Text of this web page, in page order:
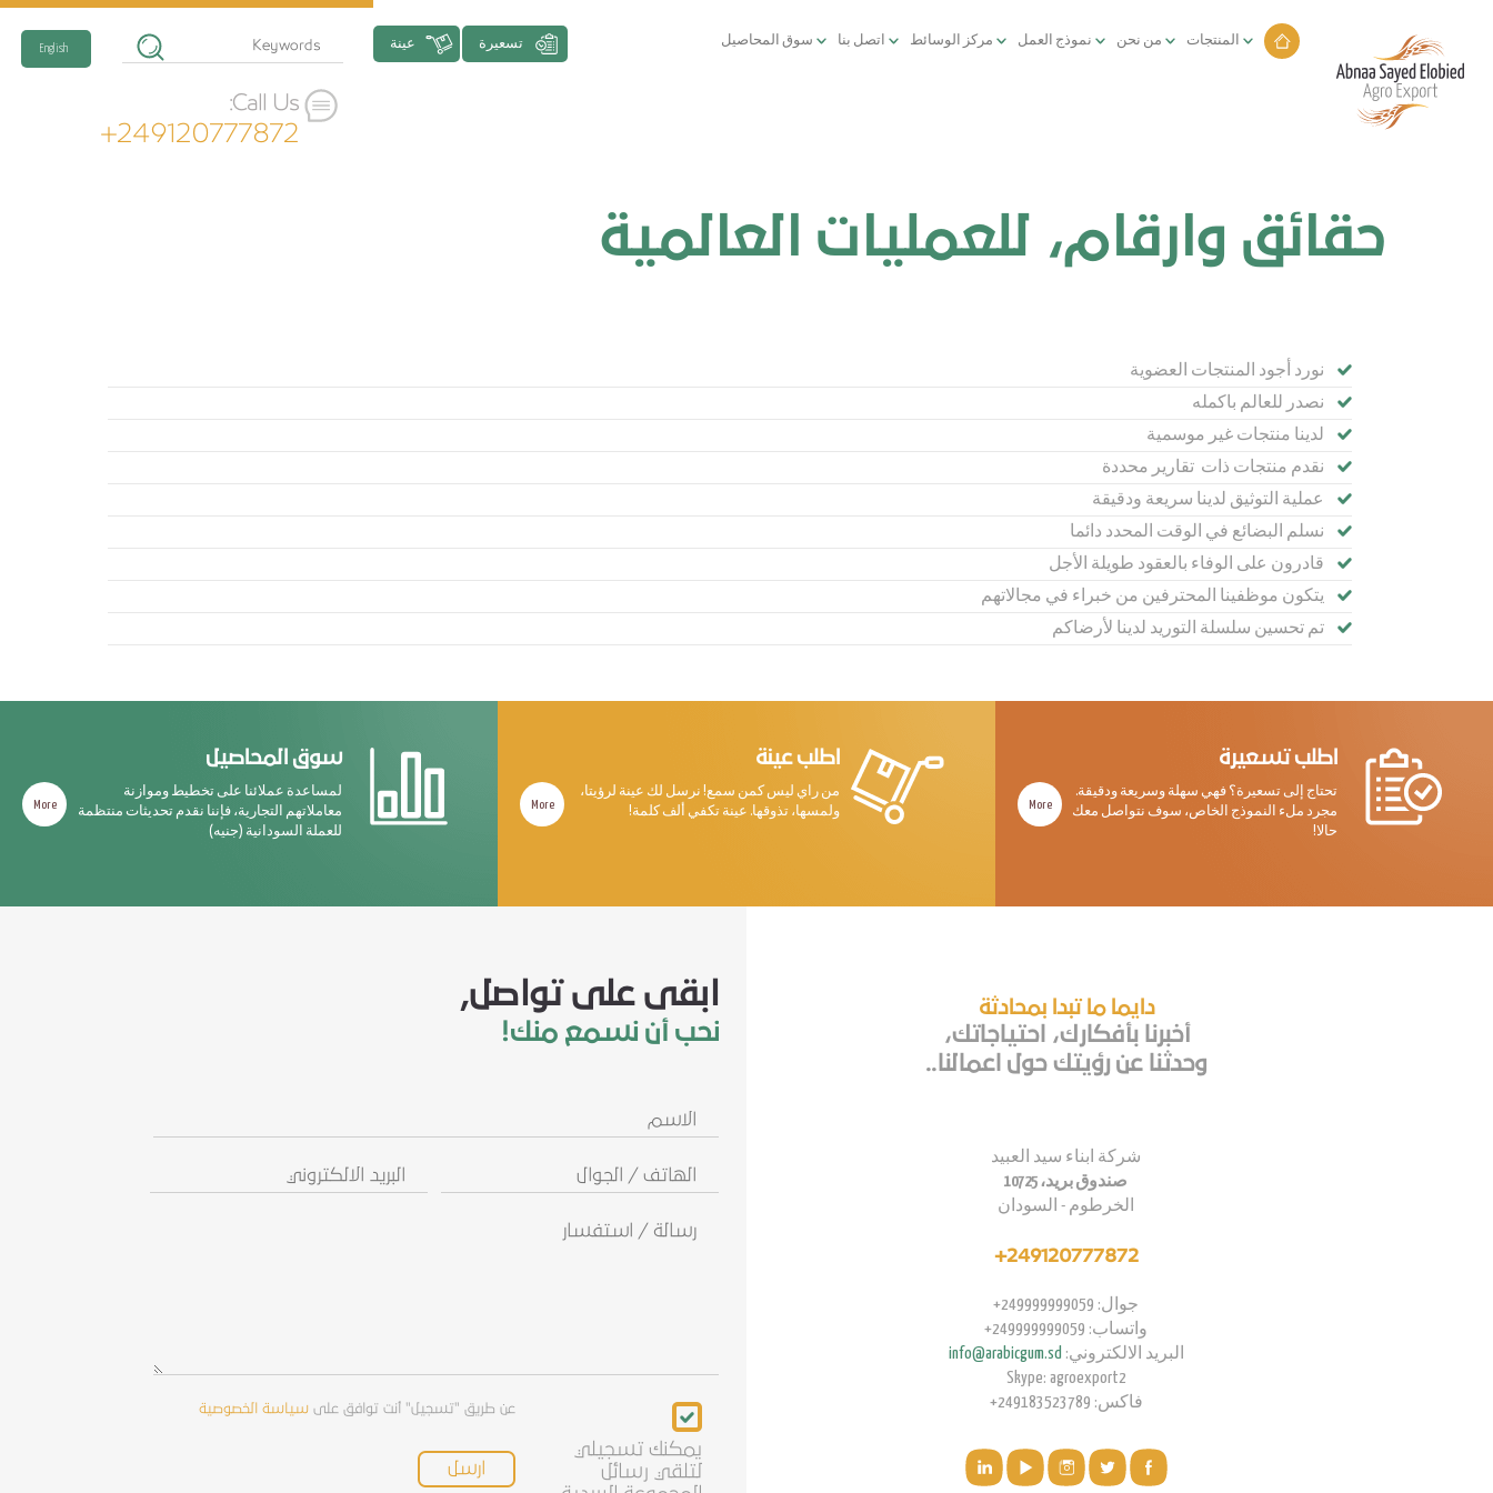
المنتجات من نحن نموذج العمل مركز الوسائط اتصل بنا سوق المحاصيل تسعيرة عينة English
Call Us:
+249120777872
حقائق وارقام، للعمليات العالمية
نورد أجود المنتجات العضوية
نصدر للعالم باكمله
لدينا منتجات غير موسمية
نقدم منتجات ذات تقارير محددة
عملية التوثيق لدينا سريعة ودقيقة
نسلم البضائع في الوقت المحدد دائما
قادرون على الوفاء بالعقود طويلة الأجل
يتكون موظفينا المحترفين من خبراء في مجالاتهم
تم تحسين سلسلة التوريد لدينا لأرضاكم
اطلب تسعيرة
تحتاج إلى تسعيرة؟ فهي سهلة وسريعة ودقيقة.
مجرد ملء النموذج الخاص، سوف نتواصل معك
حالا!
More
اطلب عينة
من راي ليس كمن سمع! نرسل لك عينة لرؤيتا،
ولمسها، تذوقها. عينة تكفي ألف كلمة!
More
سوق المحاصيل
لمساعدة عملائنا على تخطيط وموازنة
معاملاتهم التجارية، فإننا نقدم تحديثات منتظمة
للعملة السودانية (جنيه)
More
دايما ما تبدا بمحادثة
أخبرنا بأفكارك، احتياجاتك،
وحدثنا عن رؤيتك حول اعمالنا..
شركة ابناء سيد العبيد
صندوق بريد، 10725
الخرطوم - السودان
249120777872+
جوال: 249999999059+
واتساب: 249999999059+
البريد الالكتروني: info@arabicgum.sd
Skype: agroexport2
فاكس: 249183523789+
ابقى على تواصل,
نحب أن نسمع منك!
الاسم
الهاتف
/
البريد
الالكتروني
Newsletter
يمكنك تسجيلي
لتلقي رسائل
عن طريق "تسجيل" أنت توافق علىسياسة الخصوصية